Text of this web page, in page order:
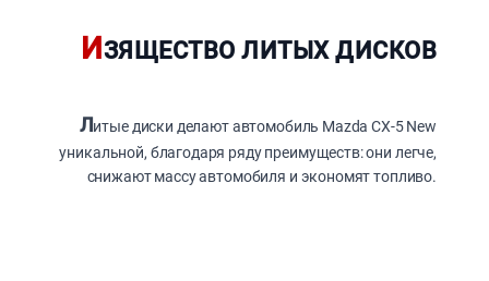
И ЗЯЩЕСТВО ЛИТЫХ ДИСКОВ
Литые диски делают автомобиль Mazda CX-5 New
уникальной, благодаря ряду преимуществ: они легче,
снижают массу автомобиля и экономят топливо.